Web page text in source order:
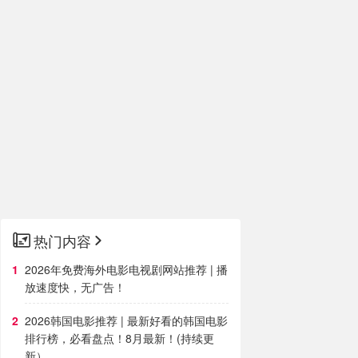
热门内容
2026年免费海外电影电视剧网站推荐 | 播
放速度快，无广告！
2026韩国电影推荐 | 最新好看的韩国电影
排行榜，必看盘点！8月最新！(持续更